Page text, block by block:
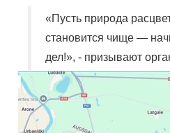
«Пусть природа
становится чище —
дел!», - призывают